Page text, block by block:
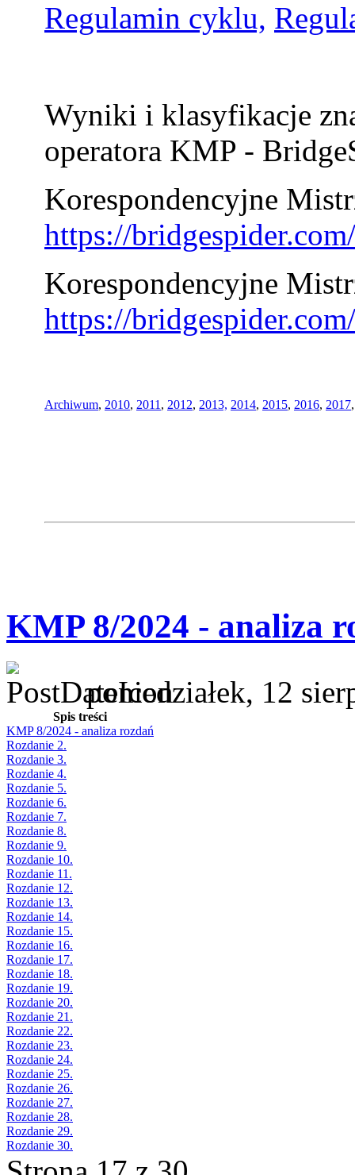
Regulamin cyklu,
Wyniki i klasyfikacje
operatora KMP -
Korespondencyjne
https://
Korespondencyjne
https://
Archiwum, 2010, 2011 , 2012, 2013, 2014, 2015, 2016, 2017
KMP 8/2024 - analiza
poniedziałek, 12
Spis treści
KMP 8/2024 - analiza rozdań
Rozdanie 2.
Rozdanie 3.
Rozdanie 4.
Rozdanie 5.
Rozdanie 6.
Rozdanie 7.
Rozdanie 8.
Rozdanie 9.
Rozdanie 10.
Rozdanie 11.
Rozdanie 12.
Rozdanie 13.
Rozdanie 14.
Rozdanie 15.
Rozdanie 16.
Rozdanie 17.
Rozdanie 18.
Rozdanie 19.
Rozdanie 20.
Rozdanie 21.
Rozdanie 22.
Rozdanie 23.
Rozdanie 24.
Rozdanie 25.
Rozdanie 26.
Rozdanie 27.
Rozdanie 28.
Rozdanie 29.
Rozdanie 30.